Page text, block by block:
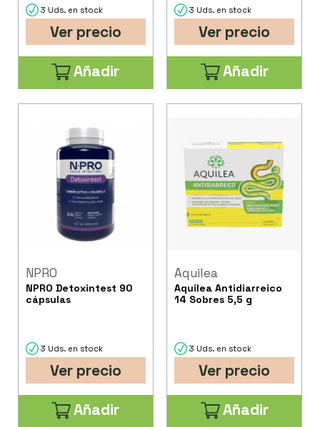
3 Uds. en stock
Ver precio
Añadir
3 Uds. en stock
Ver precio
Añadir
NPRO
NPRO Detoxintest 90
cápsulas
3 Uds. en stock
Ver precio
Añadir
Aquilea
Aquilea Antidiarreico
14 Sobres 5,5 g
3 Uds. en stock
Ver precio
Añadir